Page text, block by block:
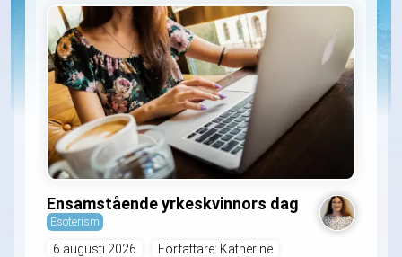
Ensamstående yrkeskvinnors dag
Esoterism
6 augusti 2026 Författare: Katherine